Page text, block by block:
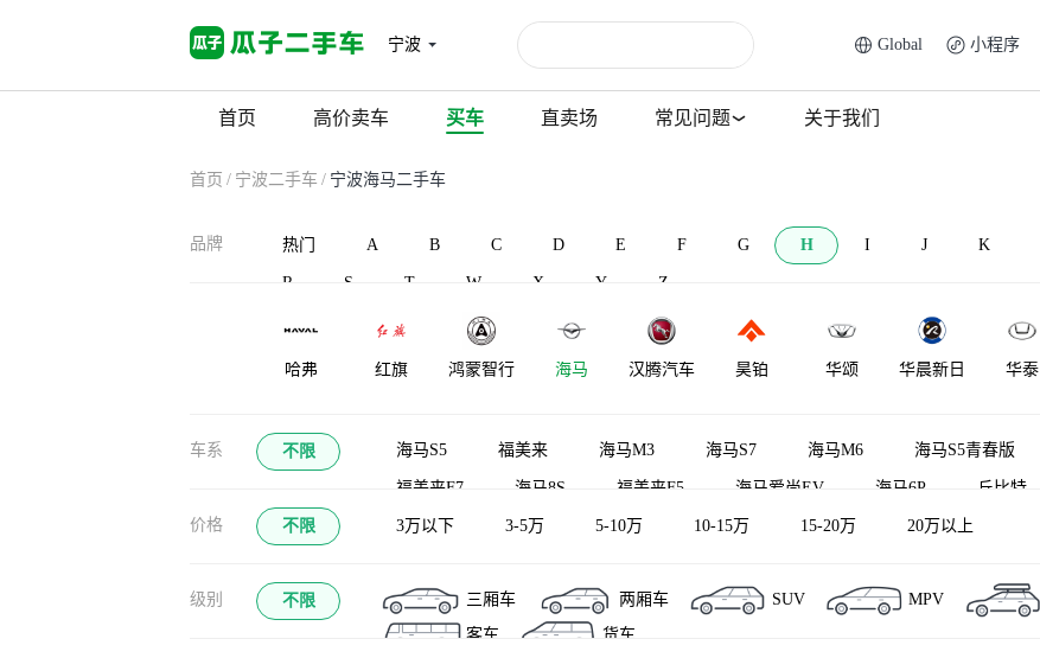
宁波 Global 小程序
首页 高价卖车 买车 直卖场 常见问题 关于我们
首页 / 宁波二手车 / 宁波海马二手车
品牌 热门 A B C D E F G H I J K
R S T W X Y Z
哈弗 红旗 鸿蒙智行 海马 汉腾汽车 昊铂 华颂 华晨新日 华泰
恒天 华梓汽车 华骐 哈飞 悍马 华普 海格
汉龙汽车
车系 不限 海马S5 福美来 海马M3 海马S7 海马M6 海马S5青春版
福美来F7 海马8S 福美来F5 海马爱尚EV 海马6P 丘比特
福仕达福卡 福仕达鸿达 福仕达腾达 福仕达荣达 海马M8
价格 不限 3万以下 3-5万 5-10万 10-15万 15-20万 20万以上
级别 不限 三厢车 两厢车 SUV MPV
客车
货车